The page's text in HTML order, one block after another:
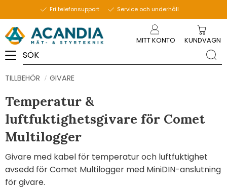
Fri telefonsupport Service och underhåll
MITT KONTO KUNDVAGN
TILLBEHÖR GIVARE
Temperatur &
luftfuktighetsgivare för Comet
Multilogger
Givare med kabel för temperatur och luftfuktighet
avsedd för Comet Multilogger med MiniDIN-anslutning
för givare.